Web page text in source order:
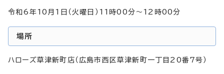
令和6年10月1日（火曜日）11時00分～12時00分
場所
ハローズ草津新町店（広島市西区草津新町一丁目20番7号）